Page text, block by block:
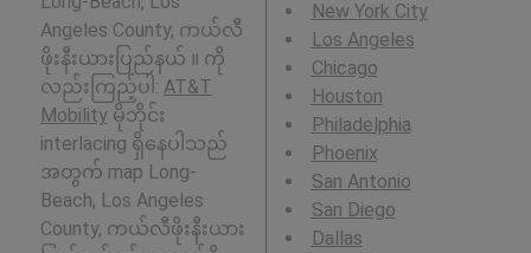
Angeles County, ကယ်လီ
ဖိုးနီးယားပြည်နယ် ။ ကို
လည်းကြည့်ပါ: AT&T
Mobilityမိုဘိုင်း
interlacing ရှိနေပါသည်
အတွက် map Long-
Beach, Los Angeles
County, ကယ်လီဖိုးနီးယား
New York City
Los Angeles
Chicago
Houston
Philadelphia
Phoenix
San Antonio
San Diego
Dallas